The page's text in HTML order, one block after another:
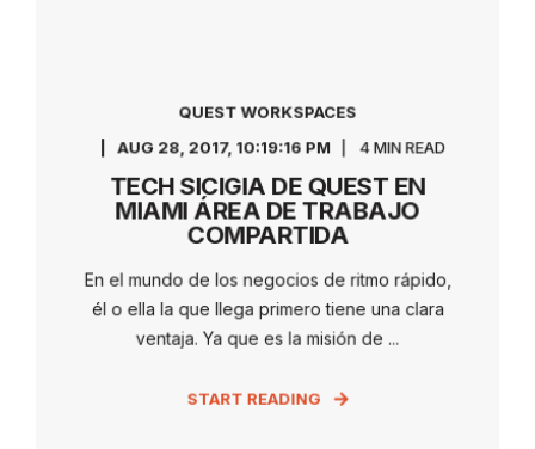
QUEST WORKSPACES
AUG 28, 2017, 10:19:16 PM
4 MIN READ
TECH SICIGIA DE QUEST EN
MIAMI ÁREA DE TRABAJO
COMPARTIDA
En el mundo de los negocios de ritmo rápido,
él o ella la que llega primero tiene una clara
ventaja. Ya que es la misión de ...
START READING